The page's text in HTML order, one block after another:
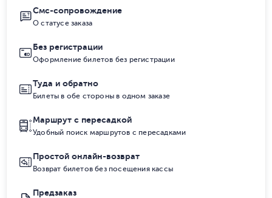
Смс-сопровождение
О статусе заказа
Без регистрации
Оформление билетов без регистрации
Туда и обратно
Билеты в обе стороны в одном заказе
Маршрут с пересадкой
Удобный поиск маршрутов с пересадками
Простой онлайн-возврат
Возврат билетов без посещения кассы
Предзаказ